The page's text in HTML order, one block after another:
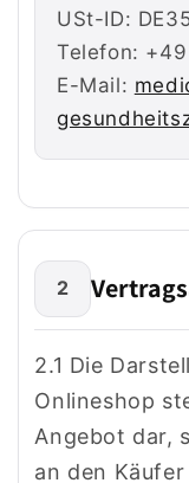
USt-ID:
Telefon:
E-Mail:
2
2.1 Die
Onlineshop
Angebot dar,
an den